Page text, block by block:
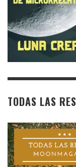
TODAS LAS